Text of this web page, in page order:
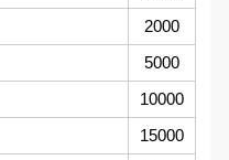
2000
5000
10000
15000